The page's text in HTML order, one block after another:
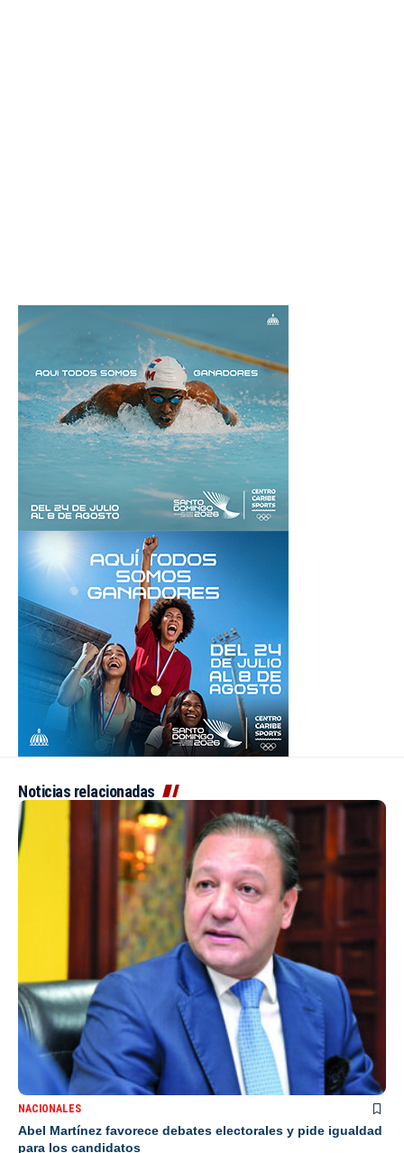
Noticias relacionadas
NACIONALES
Abel Martínez favorece debates electorales y pide igualdad
para los candidatos